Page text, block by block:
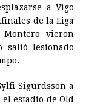
l
t
L
i
n
a Vigo
de la Liga
Montero vieron
salió lesionado
Sigurdsson a
estadio de Old